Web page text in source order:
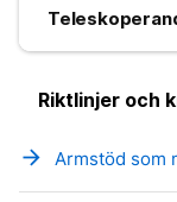
Riktlinjer och
arrow_forward Armstöd som